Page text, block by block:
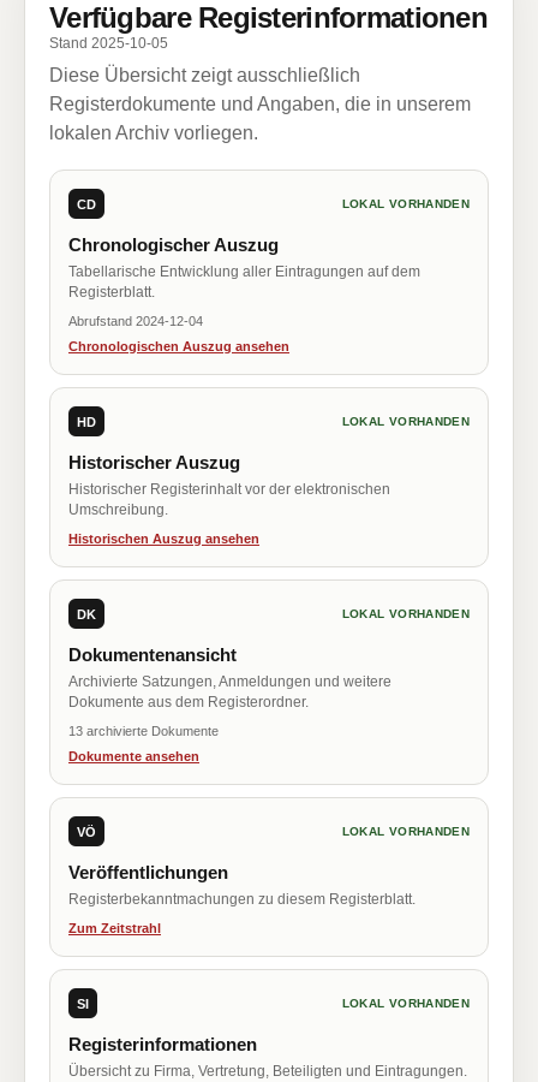
Verfügbare Registerinformationen
Stand 2025-10-05
Diese Übersicht zeigt ausschließlich
Registerdokumente und Angaben, die in unserem
lokalen Archiv vorliegen.
CD LOKAL VORHANDEN
Chronologischer Auszug
Tabellarische Entwicklung aller Eintragungen auf dem
Registerblatt.
Abrufstand 2024-12-04
Chronologischen Auszug ansehen
HD LOKAL VORHANDEN
Historischer Auszug
Historischer Registerinhalt vor der elektronischen
Umschreibung.
Historischen Auszug ansehen
DK LOKAL VORHANDEN
Dokumentenansicht
Archivierte Satzungen, Anmeldungen und weitere
Dokumente aus dem Registerordner.
13 archivierte Dokumente
Dokumente ansehen
VÖ LOKAL VORHANDEN
Veröffentlichungen
Registerbekanntmachungen zu diesem Registerblatt.
Zum Zeitstrahl
SI LOKAL VORHANDEN
Registerinformationen
Übersicht zu Firma, Vertretung, Beteiligten und Eintragungen.